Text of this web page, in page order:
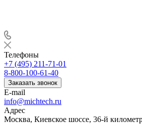
Телефоны
+7 (495) 211-71-01
8-800-100-61-40
Заказать звонок
E-mail
info@michtech.ru
Адрес
Москва, Киевское шоссе, 36-й